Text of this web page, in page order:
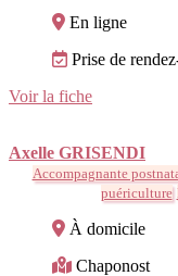
En ligne
Prise de
Voir la fiche
Axelle GRISENDI
Accompagnante
puériculture
À domicile
Chaponost